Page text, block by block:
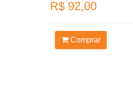
R$ 92,00
Comprar